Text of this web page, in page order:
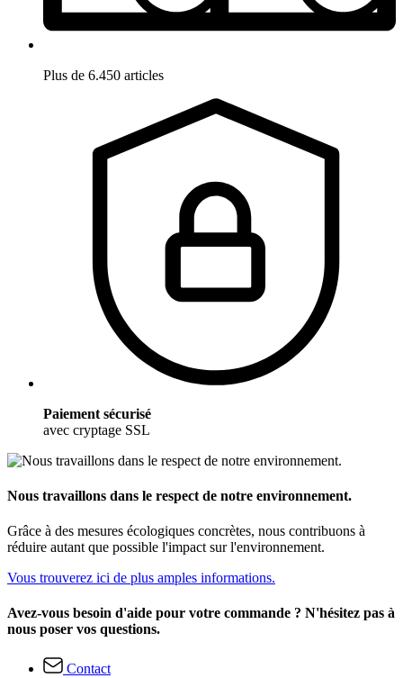
Plus de 6.450 articles
Paiement sécurisé
avec cryptage SSL
Nous travaillons dans le respect de notre environnement.
Grâce à des mesures écologiques concrètes, nous contribuons à
réduire autant que possible l'impact sur l'environnement.
Vous trouverez ici de plus amples informations.
Avez-vous besoin d'aide pour votre commande ? N'hésitez pas à
nous poser vos questions.
Contact